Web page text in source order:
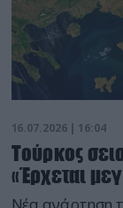
16.07.2026 | 16:04
Τούρκος
«Έρχεται
Νέα ανάρτηση